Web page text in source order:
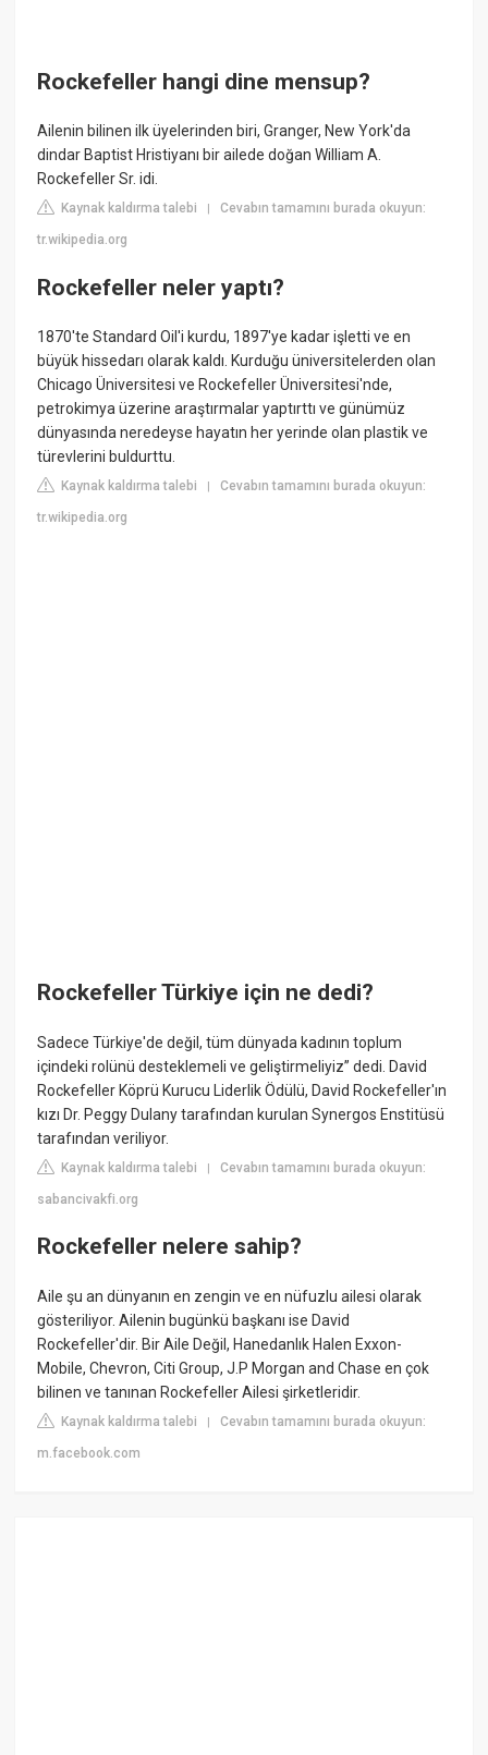
Rockefeller hangi dine mensup?
Ailenin bilinen ilk üyelerinden biri, Granger, New York'da
dindar Baptist Hristiyanı bir ailede doğan William A.
Rockefeller Sr. idi.
Kaynak kaldırma talebi |Cevabın tamamını burada okuyun:
tr.wikipedia.org
Rockefeller neler yaptı?
1870'te Standard Oil'i kurdu, 1897'ye kadar işletti ve en
büyük hissedarı olarak kaldı. Kurduğu üniversitelerden olan
Chicago Üniversitesi ve Rockefeller Üniversitesi'nde,
petrokimya üzerine araştırmalar yaptırttı ve günümüz
dünyasında neredeyse hayatın her yerinde olan plastik ve
türevlerini buldurttu.
Kaynak kaldırma talebi |Cevabın tamamını burada okuyun:
tr.wikipedia.org
Rockefeller Türkiye için ne dedi?
Sadece Türkiye'de değil, tüm dünyada kadının toplum
içindeki rolünü desteklemeli ve geliştirmeliyiz” dedi. David
Rockefeller Köprü Kurucu Liderlik Ödülü, David Rockefeller'ın
kızı Dr. Peggy Dulany tarafından kurulan Synergos Enstitüsü
tarafından veriliyor.
Kaynak kaldırma talebi |Cevabın tamamını burada okuyun:
sabancivakfi.org
Rockefeller nelere sahip?
Aile şu an dünyanın en zengin ve en nüfuzlu ailesi olarak
gösteriliyor. Ailenin bugünkü başkanı ise David
Rockefeller'dir. Bir Aile Değil, Hanedanlık Halen Exxon-
Mobile, Chevron, Citi Group, J.P Morgan and Chase en çok
bilinen ve tanınan Rockefeller Ailesi şirketleridir.
Kaynak kaldırma talebi |Cevabın tamamını burada okuyun:
m.facebook.com